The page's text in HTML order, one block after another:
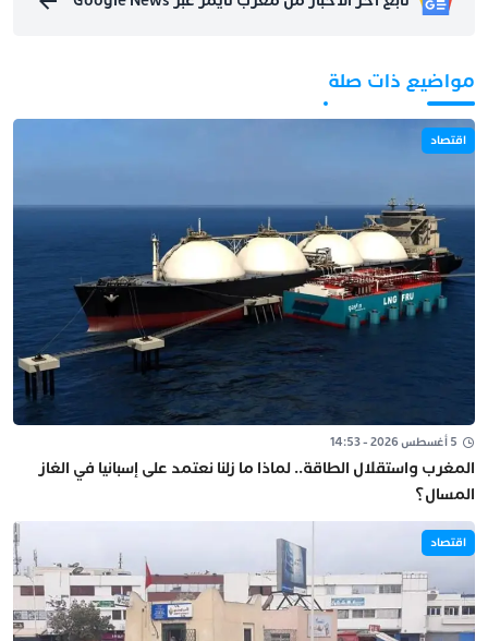
مواضيع ذات صلة
اقتصاد
5 أغسطس 2026 - 14:53
المغرب واستقلال الطاقة.. لماذا ما زلنا نعتمد على إسبانيا في الغاز
المسال؟
اقتصاد